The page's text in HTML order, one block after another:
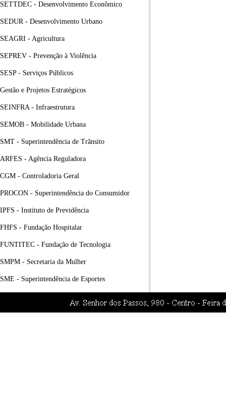
SETTDEC - Desenvolvimento Econômico
SEDUR - Desenvolvimento Urbano
SEAGRI - Agricultura
SEPREV - Prevenção à Violência
SESP - Serviços Públicos
Gestão e Projetos Estratégicos
SEINFRA - Infraestrutura
SEMOB - Mobilidade Urbana
SMT - Superintendência de Trânsito
ARFES - Agência Reguladora
CGM - Controladoria Geral
PROCON - Superintendência do Consumidor
IPFS - Instituto de Previdência
FHFS - Fundação Hospitalar
FUNTITEC - Fundação de Tecnologia
SMPM - Secretaria da Mulher
SME - Superintendência de Esportes